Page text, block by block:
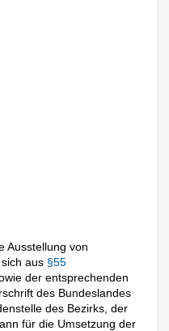
Ausstellung von
aus §55
der entsprechenden
des Bundeslandes
des Bezirks, der
für die Umsetzung der